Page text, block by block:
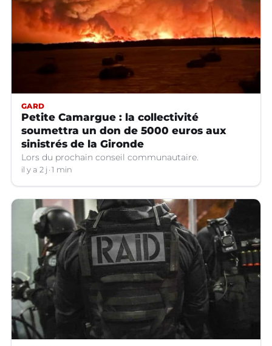
GARD
Petite Camargue : la collectivité
soumettra un don de 5000 euros aux
sinistrés de la Gironde
Lors du prochain conseil communautaire.
il y a 2 j 1 min